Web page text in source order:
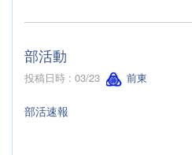
部活動
投稿日時 : 03/23 前東
部活速報